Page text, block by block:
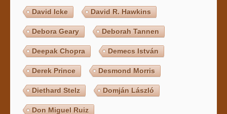
David Icke David R. Hawkins
Debora Geary Deborah Tannen
Deepak Chopra Demecs István
Derek Prince Desmond Morris
Diethard Stelz Domján László
Don Miguel Ruiz